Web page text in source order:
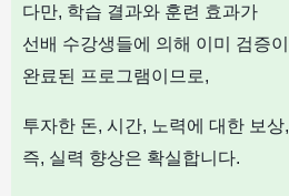
다만, 학습 결과와 훈련 효과가
선배 수강생들에 의해 이미 검증이
완료된 프로그램이므로,
투자한 돈, 시간, 노력에 대한 보상,
즉, 실력 향상은 확실합니다.